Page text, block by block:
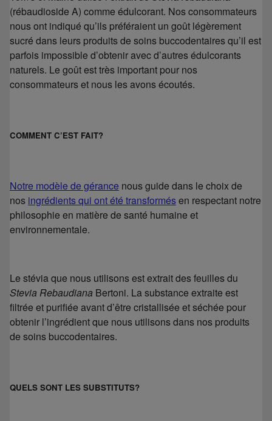
(rébaudioside A) comme édulcorant. Nos consommateurs
nous ont indiqué qu’ils préféraient un goût légèrement
sucré dans leurs produits de soins buccodentaires qu’il est
parfois impossible d’obtenir avec d’autres édulcorants
naturels. Le goût est très important pour nos
consommateurs et nous les avons écoutés.
COMMENT C’EST FAIT?
Notre modèle de gérance nous guide dans le choix de
nos ingrédients qui ont été transformésen respectant notre
philosophie en matière de santé humaine et
environnementale.
Le stévia que nous utilisons est extrait des feuilles du
Stevia Rebaudiana Bertoni. La substance extraite est
filtrée et purifiée avant d’être cristallisée et séchée pour
obtenir l’ingrédient que nous utilisons dans nos produits
de soins buccodentaires.
QUELS SONT LES SUBSTITUTS?